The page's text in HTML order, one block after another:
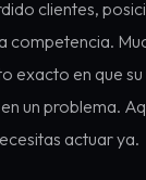
clientes,
competencia.
exacto en que
un problema.
actuar ya.